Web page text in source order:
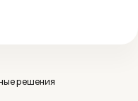
решения